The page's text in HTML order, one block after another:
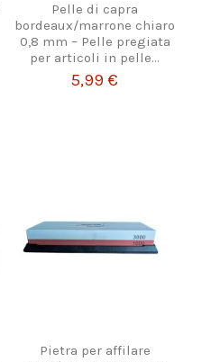
Pelle di capra
bordeaux/marrone chiaro
0,8 mm – Pelle pregiata
per articoli in pelle...
5,99 €
Pietra per affilare